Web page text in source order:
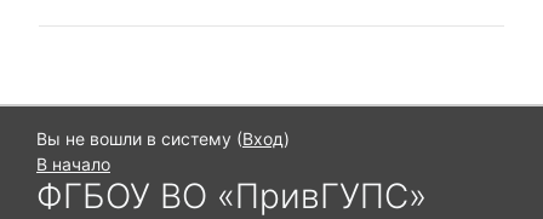
высшего образова�…
Преподаватель (без п.р.): Марычева
Секретарь ПУ
Вы не вошли в систему (Вход)
В начало
ФГБОУ ВО «ПривГУПС»